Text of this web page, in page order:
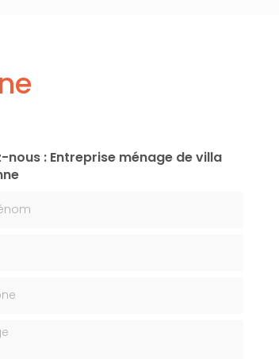
: Entreprise ménage de villa